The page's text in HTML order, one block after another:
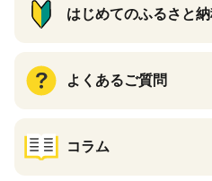
はじめてのふるさと
よくあるご質問
コラム